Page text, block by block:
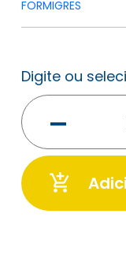
FORMIGRES
Digite ou
-
add_shopping_cart